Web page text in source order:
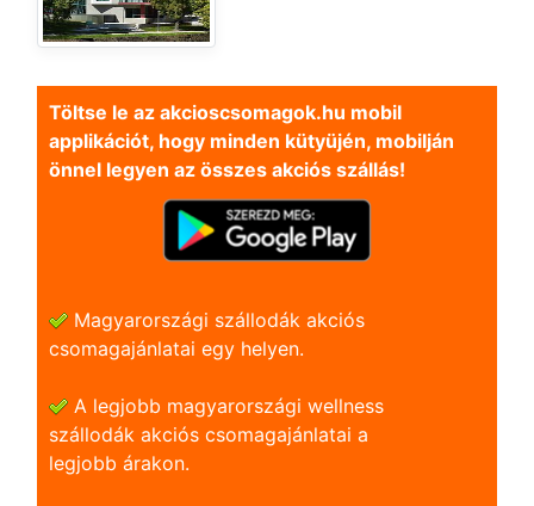
Töltse le az akcioscsomagok.hu mobil
applikációt, hogy minden kütyüjén, mobilján
önnel legyen az összes akciós szállás!
Magyarországi szállodák akciós
csomagajánlatai egy helyen.
A legjobb magyarországi wellness
szállodák akciós csomagajánlatai a
legjobb árakon.